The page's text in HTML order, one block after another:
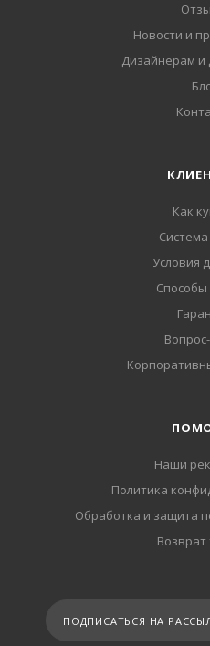
Новости и
Дизайнерам и
Как
Условия
Наши
Политика
Обработка и защита
Возврат
ПОДПИСАТЬСЯ НА